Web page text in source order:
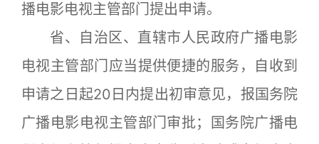
播电影电视主管部门提出申请。
省、自治区、直辖市人民政府广播电影
电视主管部门应当提供便捷的服务，自收到
申请之日起20日内提出初审意见，报国务院
广播电影电视主管部门审批；国务院广播电